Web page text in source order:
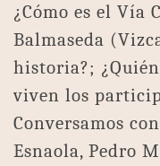
¿Cómo es el Vía
Balmaseda
historia?;
viven los
Conversamos
Esnaola, Pedro